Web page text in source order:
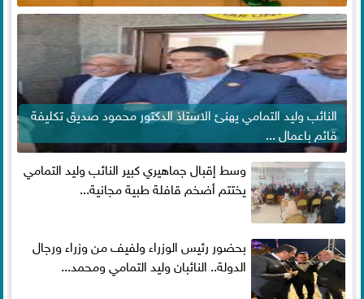
النائب وليد التمامي يهنئ الاستاذ الدكتور محمود صديق تكليفة
قائم باعمال ...
وسط إقبال جماهيري كبير النائب وليد التمامي
يختتم أضخم قافلة طبية مجانية...
بحضور رئيس الوزراء ولفيف من وزراء ورجال
الدولة.. النائبان وليد التمامي ومحمد...